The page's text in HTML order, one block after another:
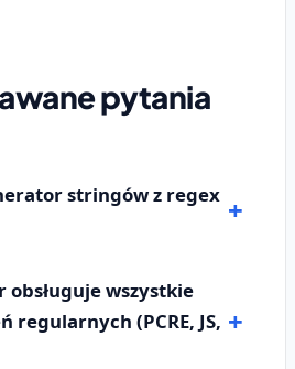
pytania
stringów z regex
obsługuje wszystkie
regularnych (PCRE, JS,